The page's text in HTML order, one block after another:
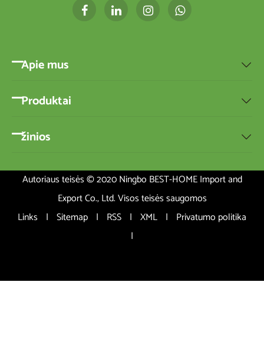
Apie mus 
Produktai 
žinios 
Autoriaus teisės © 2020 Ningbo BEST-HOME Import and
Export Co., Ltd. Visos teisės saugomos
Links | Sitemap | RSS | XML | Privatumo politika
|